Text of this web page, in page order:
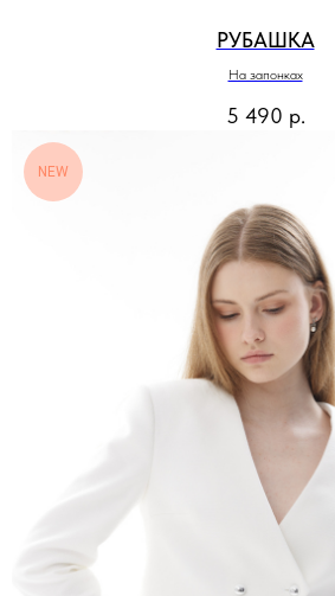
РУБАШКА
На запонках
5 490 р.
NEW